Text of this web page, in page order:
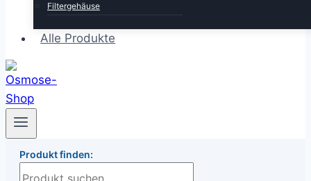
Filtergehäuse
Alle Produkte
Produkt finden:
Products